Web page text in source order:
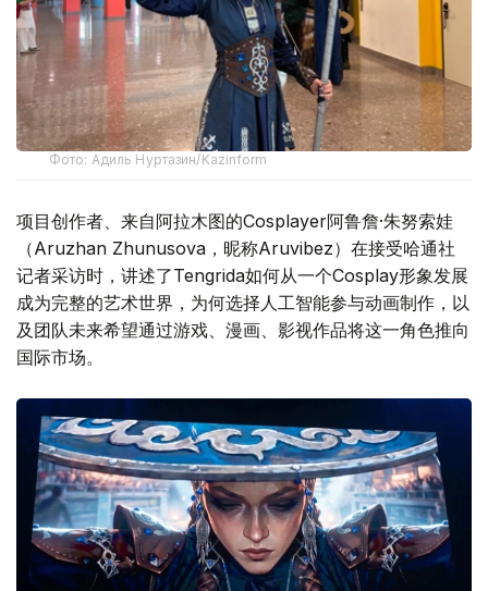
Фото: Адиль Нуртазин/Kazinform
项目创作者、来自阿拉木图的Cosplayer阿鲁詹·朱努索娃
（Aruzhan Zhunusova，昵称Aruvibez）在接受哈通社
记者采访时，讲述了Tengrida如何从一个Cosplay形象发展
成为完整的艺术世界，为何选择人工智能参与动画制作，以
及团队未来希望通过游戏、漫画、影视作品将这一角色推向
国际市场。